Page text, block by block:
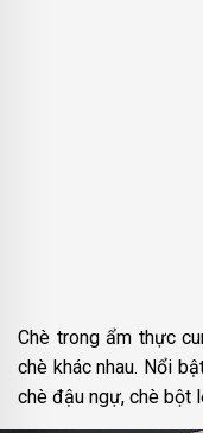
Chè trong ẩm thực
chè khác nhau. Nổi
chè đậu ngự, chè bột